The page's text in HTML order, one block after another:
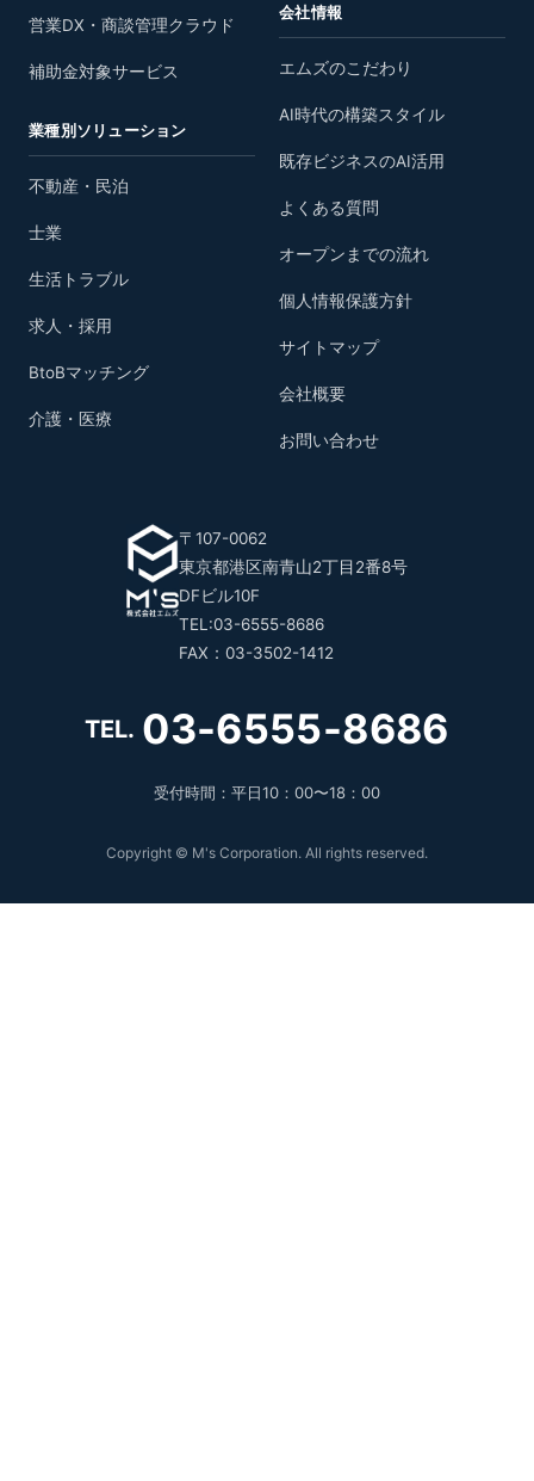
営業DX・商談管理クラウド
補助金対象サービス
業種別ソリューション
不動産・民泊
士業
生活トラブル
求人・採用
BtoBマッチング
介護・医療
会社情報
エムズのこだわり
AI時代の構築スタイル
既存ビジネスのAI活用
よくある質問
オープンまでの流れ
個人情報保護方針
サイトマップ
会社概要
お問い合わせ
〒107-0062
東京都港区南青山2丁目2番8号
DFビル10F
TEL:03-6555-8686
FAX：03-3502-1412
TEL. 03-6555-8686
受付時間：平日10：00〜18：00
Copyright © M's Corporation. All rights reserved.